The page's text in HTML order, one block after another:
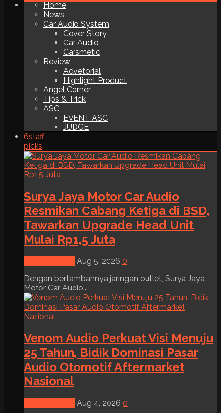
Home
News
Car Audio System
Cover Story
Car Audio
Carsmetic
Review
Advetorial
Highlight Product
Angel Corner
Tips & Trick
ASC
EVENT ASC
JUDGE
6staff
picks
Surya Jaya Motor Car Audio
Resmikan Cabang Ketiga di BSD,
Tawarkan Upgrade Head Unit
Mulai Rp1,5 Juta
Aug 5, 2026 0
Dengan bertambahnya jaringan outlet, Surya Jaya
Motor Car Audio...
Venom Audio Perkuat Visi Menuju
25 Tahun, Bidik Dominasi Pasar
Audio Otomotif Aftermarket
Nasional
Aug 4, 2026 0